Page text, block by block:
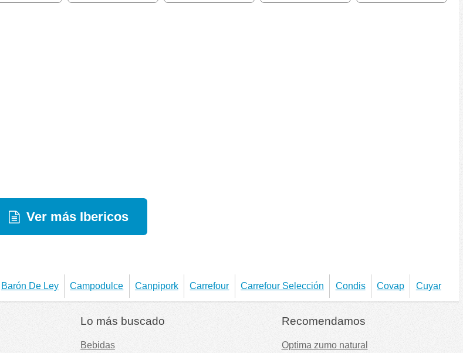
Ver más Ibericos
Barón De Ley Campodulce Canpipork Carrefour Carrefour Selección Condis Covap Cuyar
Lo más buscado
Bebidas
Recomendamos
Optima zumo natural